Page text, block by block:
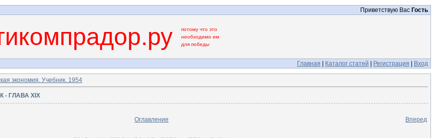
Приветствую Вас Гость
потому что это
необходимо им
для победы
Главная Каталог статей Регистрация Вход
экономия. Учебник. 1954
- ГЛАВА XIX
Оглавление Вперед